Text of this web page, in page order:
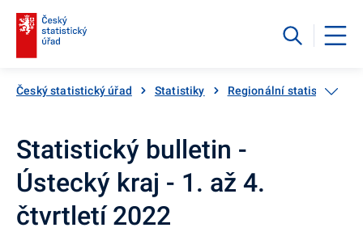
Český statistický úřad Statistiky Regionální statistiky
Statistický bulletin -
Ústecký kraj - 1. až 4.
čtvrtletí 2022